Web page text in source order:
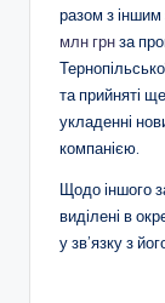
разом з іншим
млн грнза
та прийняті
укладенні
компанією.
Щодо іншого
виділені в
у зв’язку з